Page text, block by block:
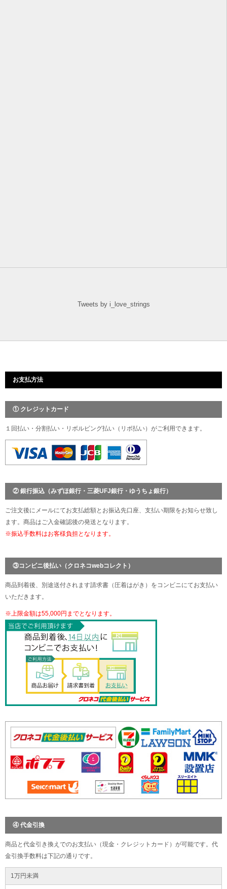
Tweets by i_love_strings
お支払方法
① クレジットカード
１回払い・分割払い・リボルビング払い（リボ払い）がご利用できます。
② 銀行振込（みずほ銀行・三菱UFJ銀行・ゆうちょ銀行）
ご注文後にメールにてお支払総額とお振込先口座、支払い期限をお知らせ致し
ます。商品はご入金確認後の発送となります。
※振込手数料はお客様負担となります。
③コンビニ後払い（クロネコwebコレクト）
商品到着後、別途送付されます請求書（圧着はがき）をコンビニにてお支払い
いただきます。
※上限金額は55,000円までとなります。
④ 代金引換
商品と代金引き換えでのお支払い（現金・クレジットカード）が可能です。代
金引換手数料は下記の通りです。
1万円未満